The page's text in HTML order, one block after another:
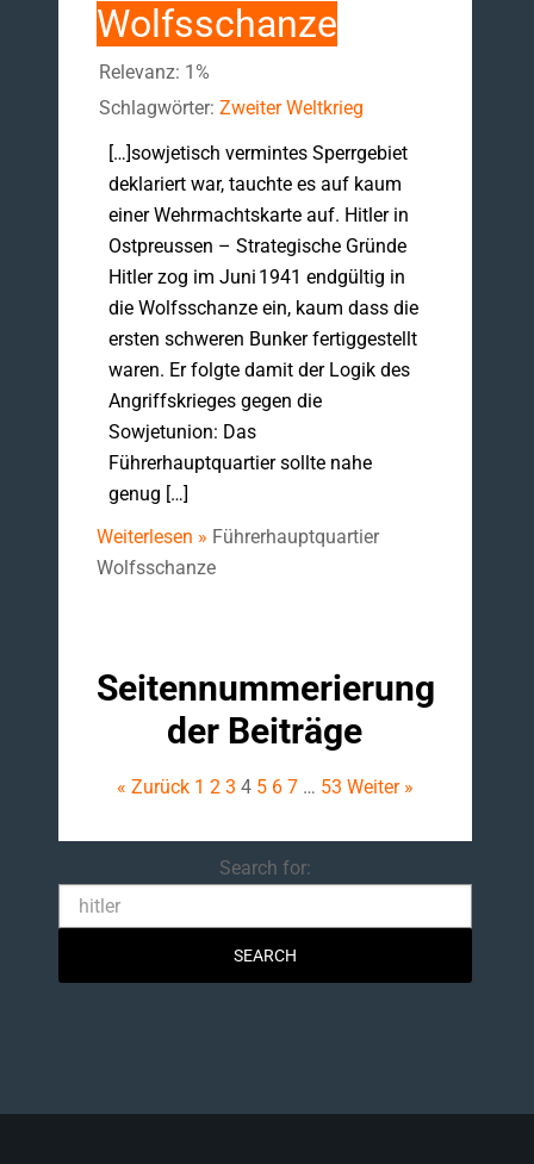
Wolfsschanze
Relevanz: 1%
Schlagwörter: Zweiter Weltkrieg
[…]sowjetisch vermintes Sperrgebiet
deklariert war, tauchte es auf kaum
einer Wehrmachtskarte auf. Hitler in
Ostpreussen – Strategische Gründe
Hitler zog im Juni 1941 endgültig in
die Wolfsschanze ein, kaum dass die
ersten schweren Bunker fertiggestellt
waren. Er folgte damit der Logik des
Angriffskrieges gegen die
Sowjetunion: Das
Führerhauptquartier sollte nahe
genug […]
Weiterlesen » Führerhauptquartier
Wolfsschanze
Seitennummerierung
der Beiträge
« Zurück 1 2 3 4 5 6 7 … 53 Weiter »
Search for:Search